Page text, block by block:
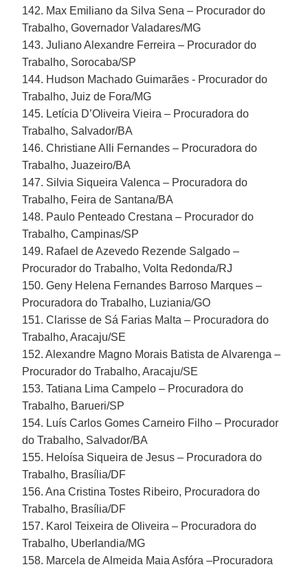
142. Max Emiliano da Silva Sena – Procurador do
Trabalho, Governador Valadares/MG
143. Juliano Alexandre Ferreira – Procurador do
Trabalho, Sorocaba/SP
144. Hudson Machado Guimarães - Procurador do
Trabalho, Juiz de Fora/MG
145. Letícia D’Oliveira Vieira – Procuradora do
Trabalho, Salvador/BA
146. Christiane Alli Fernandes – Procuradora do
Trabalho, Juazeiro/BA
147. Silvia Siqueira Valenca – Procuradora do
Trabalho, Feira de Santana/BA
148. Paulo Penteado Crestana – Procurador do
Trabalho, Campinas/SP
149. Rafael de Azevedo Rezende Salgado –
Procurador do Trabalho, Volta Redonda/RJ
150. Geny Helena Fernandes Barroso Marques –
Procuradora do Trabalho, Luziania/GO
151. Clarisse de Sá Farias Malta – Procuradora do
Trabalho, Aracaju/SE
152. Alexandre Magno Morais Batista de Alvarenga –
Procurador do Trabalho, Aracaju/SE
153. Tatiana Lima Campelo – Procuradora do
Trabalho, Barueri/SP
154. Luís Carlos Gomes Carneiro Filho – Procurador
do Trabalho, Salvador/BA
155. Heloísa Siqueira de Jesus – Procuradora do
Trabalho, Brasília/DF
156. Ana Cristina Tostes Ribeiro, Procuradora do
Trabalho, Brasília/DF
157. Karol Teixeira de Oliveira – Procuradora do
Trabalho, Uberlandia/MG
158. Marcela de Almeida Maia Asfóra –Procuradora